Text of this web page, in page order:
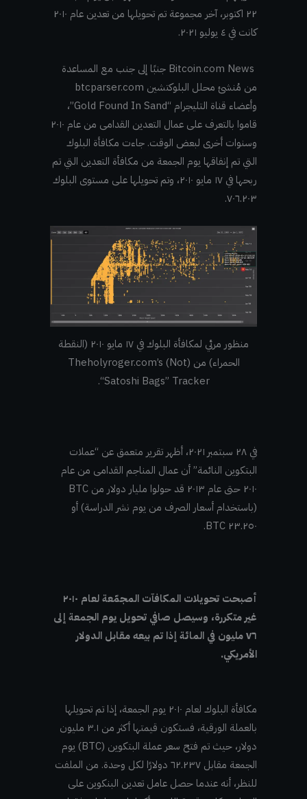
٢٢ اكتوبر، آخر مجموعة تم تحويلها من تعدين عام ٢٠١٠
كانت في ٤ يوليو ٢٠٢١.
Bitcoin.com News جنبًا إلى جنب مع المساعدة
من مُنشئ محلل البلوكتشين btcparser.com
وأعضاء قناة التليجرام “Gold Found In Sand”،
قاموا بالتعرف على عمال التعدين القدامى من عام ٢٠١٠
وسنوات أخرى لبعض الوقت. جاءت مكافأة البلوك
التي تم إنفاقها يوم الجمعة من مكافأة التعدين التي تم
ربحها في ١٧ مايو ٢٠١٠، وتم تحويلها على مستوى البلوك
٧٠٦.٢٠٣.
منظور مرئي لمكافأة البلوك في ١٧ مايو ٢٠١٠ (النقطة
الحمراء) من Theholyroger.com’s (Not)
“Satoshi Bags” Tracker.
في ٢٨ سبتمبر ٢٠٢١، أظهر تقرير متعمق عن “عملات
البتكوين النائمة” أن عمال المناجم القدامى من عام
٢٠١٠ حتى عام ٢٠١٣ قد حولوا مليار دولار من BTC
(باستخدام أسعار الصرف من يوم نشر الدراسة) أو
٢٣.٢٥٠ BTC.
أصبحت تحويلات المكافآت المجمّعة لعام ٢٠١٠
غير متكررة، وسيصل صافي تحويل يوم الجمعة إلى
٧٦ مليون في المائة إذا تم بيعه مقابل الدولار
الأمريكي.
مكافأة البلوك لعام ٢٠١٠ يوم الجمعة، إذا تم تحويلها
بالعملة الورقية، فستكون قيمتها أكثر من ٣.١ مليون
دولار، حيث تم فتح سعر عملة البتكوين (BTC) يوم
الجمعة مقابل ٦٢.٢٣٧ دولارًا لكل وحدة. من الملفت
للنظر، أنه عندما حصل عامل تعدين البنكوين على